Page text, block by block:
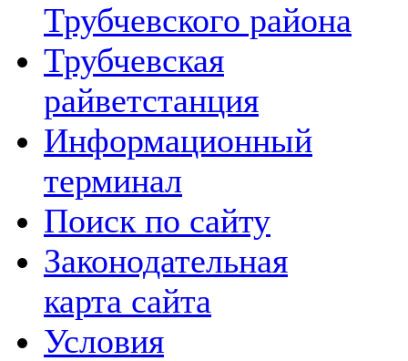
Трубчевского района
Трубчевская
райветстанция
Информационный
терминал
Поиск по сайту
Законодательная
карта сайта
Условия